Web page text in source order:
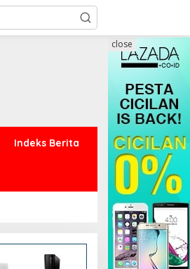
Indeks Berita
close